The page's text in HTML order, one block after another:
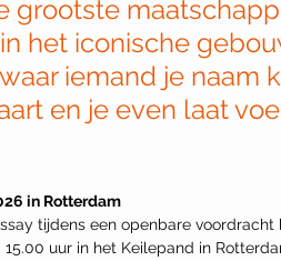
grootste
het iconische
iemand je naam
en je even laat
in Rotterdam
tijdens een openbare
15.00 uur in het Keilepand in